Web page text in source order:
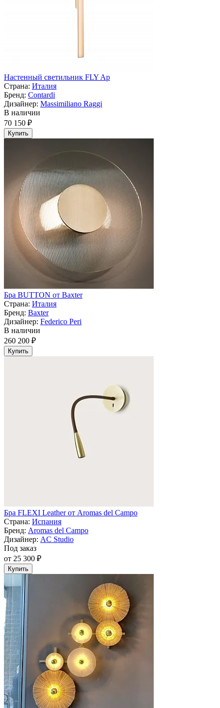
Настенный светильник FLY Ap
Страна: Италия
Бренд: Contardi
Дизайнер: Massimiliano Raggi
В наличии
70 150 ₽
Купить
Бра BUTTON от Baxter
Страна: Италия
Бренд: Baxter
Дизайнер: Federico Peri
В наличии
260 200 ₽
Купить
Бра FLEXI Leather от Aromas del Campo
Страна: Испания
Бренд: Aromas del Campo
Дизайнер: AC Studio
Под заказ
от 25 300 ₽
Купить